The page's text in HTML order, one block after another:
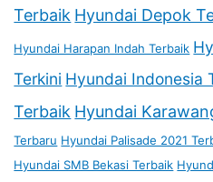
Terbaik Hyundai Depok
Hyundai Harapan Indah Terbaik
Terkini Hyundai Indonesia
Terbaik Hyundai
Terbaru Hyundai Palisade 2021
Hyundai SMB Bekasi Terbaik